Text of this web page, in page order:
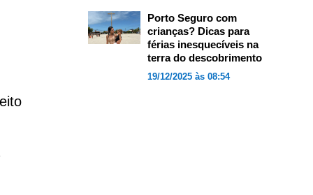
Porto Seguro com
crianças? Dicas para
férias inesquecíveis na
terra do descobrimento
19/12/2025 às 08:54